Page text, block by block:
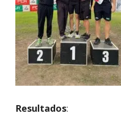
Resultados: